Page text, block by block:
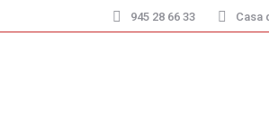
945 28 66 33 Casa